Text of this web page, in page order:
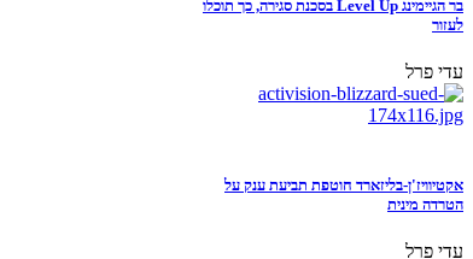
בר הגיימינג Level Up בסכנת סגירה, כך תוכלו
לעזור
עדי פרל
אקטיוויז'ן-בליזארד חוטפת תביעת ענק על
הטרדה מינית
עדי פרל